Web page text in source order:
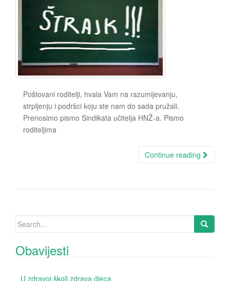
Poštovani roditelji, hvala Vam na razumijevanju,
strpljenju i podršci koju ste nam do sada pružali.
Prenosimo pismo Sindikata učitelja HNŽ-a. Pismo
roditeljima
Continue reading
Search for:
Obavijesti
U zdravoj školi zdrava djeca